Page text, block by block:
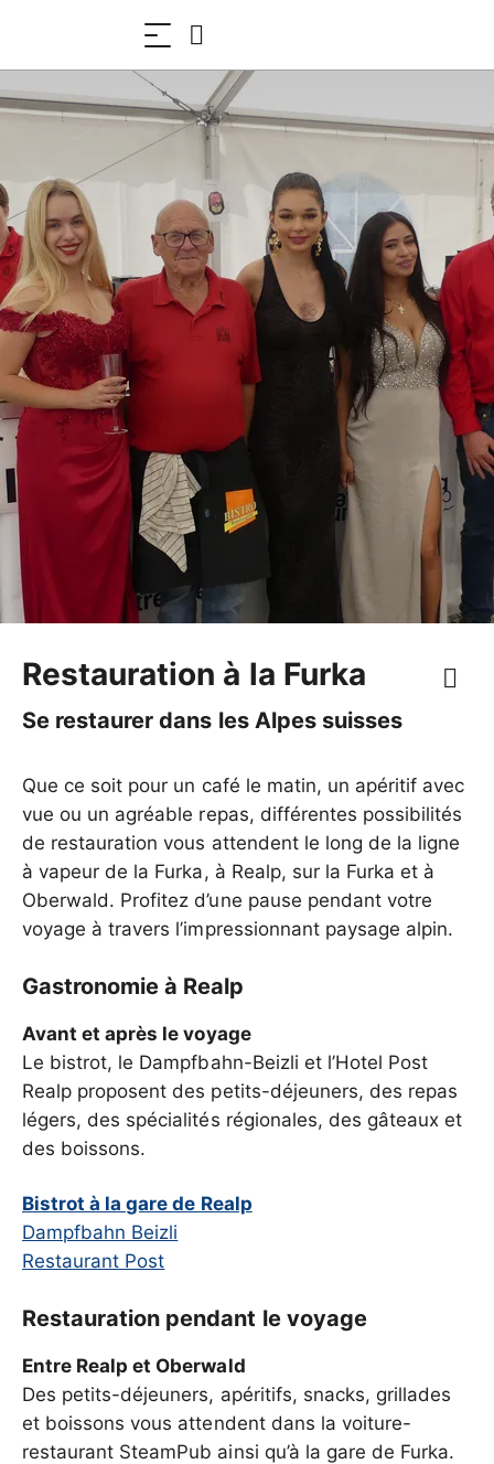
Restauration à la Furka
Se restaurer dans les Alpes suisses
Que ce soit pour un café le matin, un apéritif avec
vue ou un agréable repas, différentes possibilités
de restauration vous attendent le long de la ligne
à vapeur de la Furka, à Realp, sur la Furka et à
Oberwald. Profitez d’une pause pendant votre
voyage à travers l’impressionnant paysage alpin.
Gastronomie à Realp
Avant et après le voyage
Le bistrot, le Dampfbahn-Beizli et l’Hotel Post
Realp proposent des petits-déjeuners, des repas
légers, des spécialités régionales, des gâteaux et
des boissons.
Bistrot à la gare de Realp
Dampfbahn Beizli
Restaurant Post
Restauration pendant le voyage
Entre Realp et Oberwald
Des petits-déjeuners, apéritifs, snacks, grillades
et boissons vous attendent dans la voiture-
restaurant SteamPub ainsi qu’à la gare de Furka.